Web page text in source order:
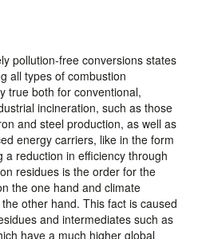
pollution-free conversions states
all types of combustion
true both for conventional,
incineration, such as those
and steel production, as well as
energy carriers, like in the form
a reduction in efficiency through
residues is the order for the
the one hand and climate
other hand. This fact is caused
and intermediates such as
have a much higher global